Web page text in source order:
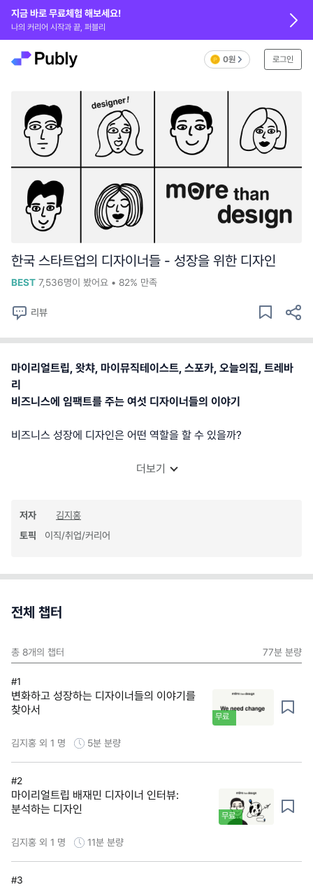
0원 로그인
지금 바로 무료체험 해보세요!
나의 커리어 시작과 끝, 퍼블리
한국 스타트업의 디자이너들 - 성장을 위한 디자인
BEST 7,536명이 봤어요 • 82% 만족
리뷰
마이리얼트립, 왓챠, 마이뮤직테이스트, 스포카, 오늘의집, 트레바
리
비즈니스에 임팩트를 주는 여섯 디자이너들의 이야기
비즈니스 성장에 디자인은 어떤 역할을 할 수 있을까?
더보기
저자
김지홍
토픽
이직/취업/커리어
전체 챕터
총 8개의 챕터 77분 분량
#1
변화하고 성장하는 디자이너들의 이야기를
찾아서
무료
김지홍 외 1 명 5분 분량
#2
마이리얼트립 배재민 디자이너 인터뷰:
분석하는 디자인
무료
김지홍 외 1 명 11분 분량
#3